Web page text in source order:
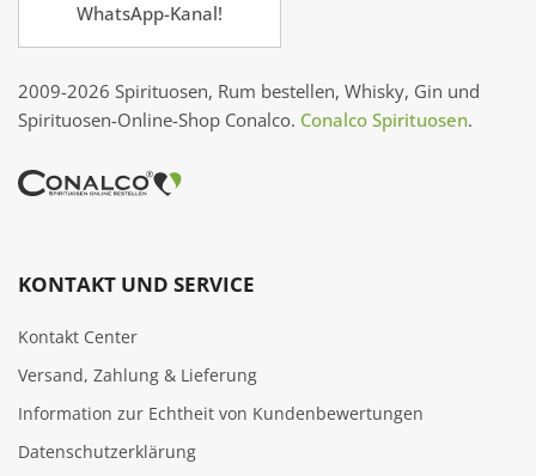
WhatsApp-Kanal!
2009-2026 Spirituosen, Rum bestellen, Whisky, Gin und
Spirituosen-Online-Shop Conalco. Conalco Spirituosen.
KONTAKT UND SERVICE
Kontakt Center
Versand, Zahlung & Lieferung
Information zur Echtheit von Kundenbewertungen
Datenschutzerklärung